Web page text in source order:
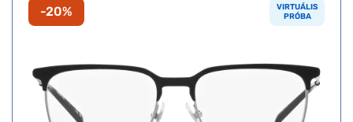
-20%
VIRTUÁLIS
PRÓBA